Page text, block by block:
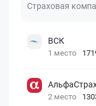
Страховая
ВСК
1 место
2 место